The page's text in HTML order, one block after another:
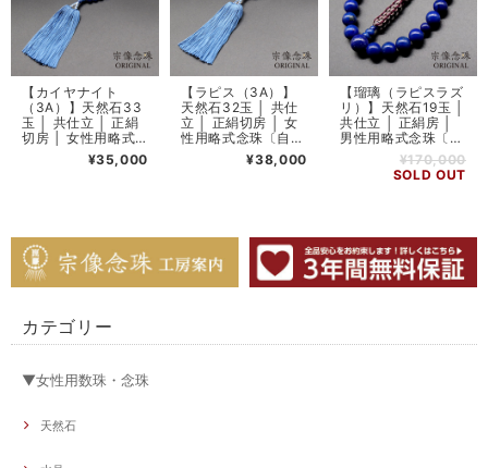
【カイヤナイト
（3A）】天然石33
玉 │ 共仕立 │ 正絹
切房 │ 女性用略式
念珠〔自社工房製作
¥35,000
【ラピス（3A）】
天然石32玉 │ 共仕
立 │ 正絹切房 │ 女
性用略式念珠〔自社
工房製作数珠〕¥38,000
【瑠璃（ラピスラズ
リ）】天然石19玉 │
共仕立 │ 正絹房 │
男性用略式念珠〔自
社工房製作数珠〕
¥170,000
SOLD OUT
カテゴリー
▼女性用数珠・念珠
天然石